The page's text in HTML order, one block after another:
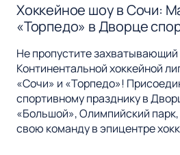
Хоккейное шоу в Сочи:
«Торпедо» в Дворце
Не пропустите захватывающий
Континентальной хоккейной
«Сочи» и «Торпедо»!
спортивному празднику в
«Большой», Олимпийский
свою команду в эпицентре